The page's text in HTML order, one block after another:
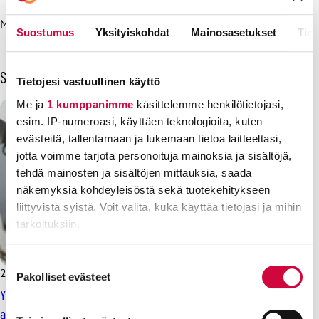
Suostumus Yksityiskohdat Mainosasetukset
Tietojesi vastuullinen käyttö
Me ja 1 kumppanimme käsittelemme henkilötietojasi,
esim. IP-numeroasi, käyttäen teknologioita, kuten
evästeitä, tallentamaan ja lukemaan tietoa laitteeltasi,
jotta voimme tarjota personoituja mainoksia ja sisältöjä,
tehdä mainosten ja sisältöjen mittauksia, saada
näkemyksiä kohdeyleisöstä sekä tuotekehitykseen
liittyvistä syistä. Voit valita, kuka käyttää tietojasi ja mihin
tarkoituksiin.
voit määrittää asetuksesi
. Voit muuttaa
Suostumuksen
valinta
Pakolliset evästeet
Mari Keturi, JHL, toimialajohtaja, 050 461 9315
Sinua voisi kiinnostaa myös
21.5.2025Uutiset
Yliopistojen sovintoehdotus hyväksyttiin – uusi työehtosopimus
astui voimaan